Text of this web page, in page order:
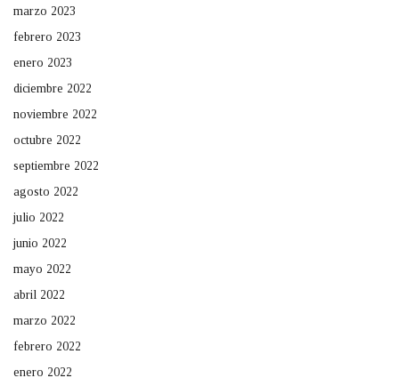
marzo 2023
febrero 2023
enero 2023
diciembre 2022
noviembre 2022
octubre 2022
septiembre 2022
agosto 2022
julio 2022
junio 2022
mayo 2022
abril 2022
marzo 2022
febrero 2022
enero 2022